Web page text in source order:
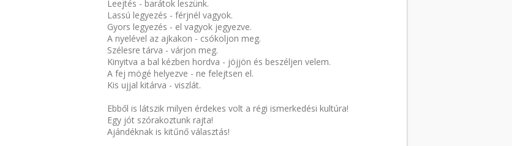
Leejtés - barátok leszünk.
Lassú legyezés - férjnél vagyok.
Gyors legyezés - el vagyok jegyezve.
A nyelével az ajkakon - csókoljon meg.
Szélesre tárva - várjon meg.
Kinyitva a bal kézben hordva - jöjjön és beszéljen velem.
A fej mögé helyezve - ne felejtsen el.
Kis ujjal kitárva - viszlát.
Ebből is látszik milyen érdekes volt a régi ismerkedési kultúra!
Egy jót szórakoztunk rajta!
Ajándéknak is kitűnő választás!